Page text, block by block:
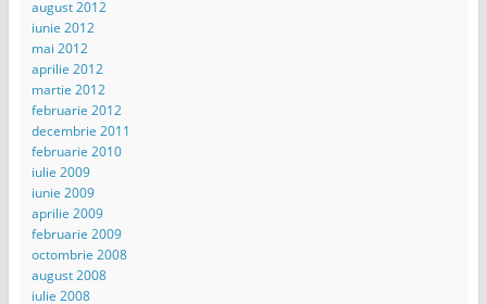
august 2012
iunie 2012
mai 2012
aprilie 2012
martie 2012
februarie 2012
decembrie 2011
februarie 2010
iulie 2009
iunie 2009
aprilie 2009
februarie 2009
octombrie 2008
august 2008
iulie 2008